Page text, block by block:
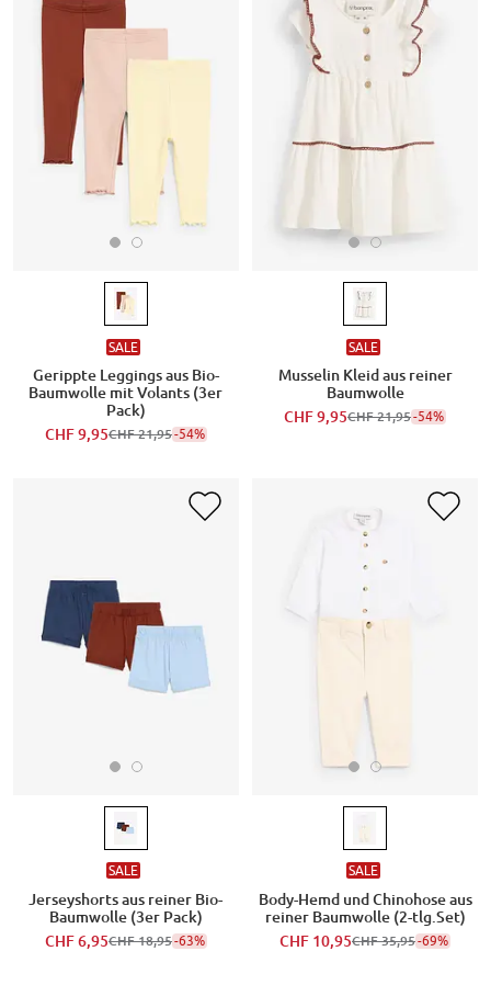
SALE
Gerippte Leggings aus Bio-
Baumwolle mit Volants (3er
Pack)
CHF 9,95CHF 21,95-54%
SALE
Musselin Kleid aus reiner
Baumwolle
CHF 9,95CHF 21,95-54%
SALE
Jerseyshorts aus reiner Bio-
Baumwolle (3er Pack)
CHF 6,95CHF 18,95-63%
SALE
Body-Hemd und Chinohose aus
reiner Baumwolle (2-tlg.Set)
CHF 10,95CHF 35,95-69%